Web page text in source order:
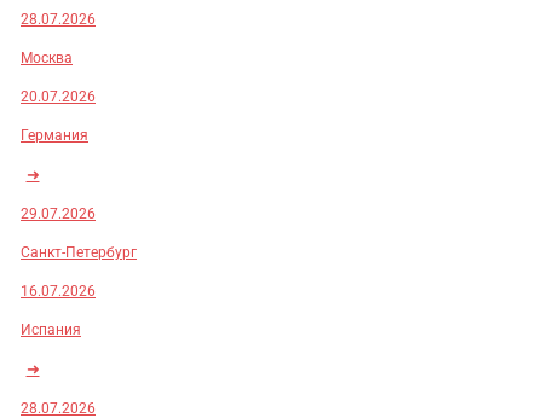
28.07.2026
Москва
20.07.2026
Германия
➜
29.07.2026
Санкт-Петербург
16.07.2026
Испания
➜
28.07.2026